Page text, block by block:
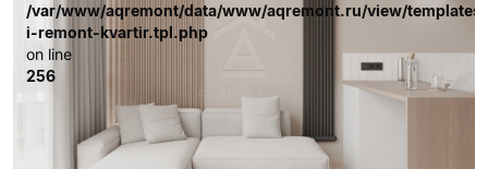
/var/www/aqremont/data/www/aqremont.ru/view/
i-remont-kvartir.tpl.php
on line
256